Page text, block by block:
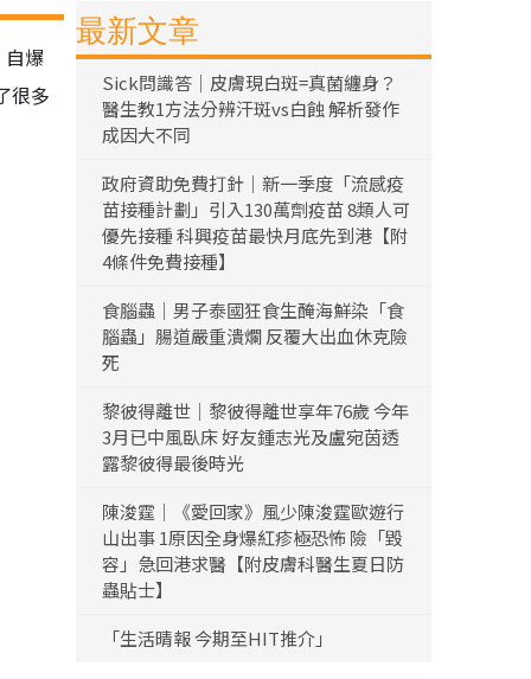
爆
很多
最新文章
Sick問識答｜皮膚現白斑=真菌纏身？
醫生教1方法分辨汗斑vs白蝕 解析發作
成因大不同
政府資助免費打針｜新一季度「流感疫
苗接種計劃」引入130萬劑疫苗 8類人可
優先接種 科興疫苗最快月底先到港【附
4條件免費接種】
食腦蟲｜男子泰國狂食生醃海鮮染「食
腦蟲」腸道嚴重潰爛 反覆大出血休克險
死
黎彼得離世｜黎彼得離世享年76歲 今年
3月已中風臥床 好友鍾志光及盧宛茵透
露黎彼得最後時光
陳浚霆｜《愛回家》風少陳浚霆歐遊行
山出事 1原因全身爆紅疹極恐怖 險「毀
容」急回港求醫【附皮膚科醫生夏日防
蟲貼士】
「生活晴報 今期至HIT推介」